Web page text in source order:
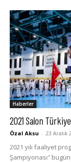
Haberler
2021 Salon
Özal Aksu - 23 Aralık
2021 yılı faaliyet
Şampiyonası″